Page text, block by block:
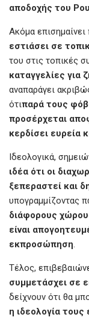
αποδοχής του
Ακόμα
εστιάσει σε
του στις τοπικές
καταγγελίες για
αναπαράγει
ότιπαρά τους
προσέρχεται
κερδίσει ευρεία
Ιδεολογικά,
ιδέα ότι οι
ξεπεραστεί και
υπογραμμίζοντας
διάφορους
είναι
εκπροσώπηση.
Τέλος,
συμμετάσχει σε
δείχνουν ότι θα
η ιδεολογία τους